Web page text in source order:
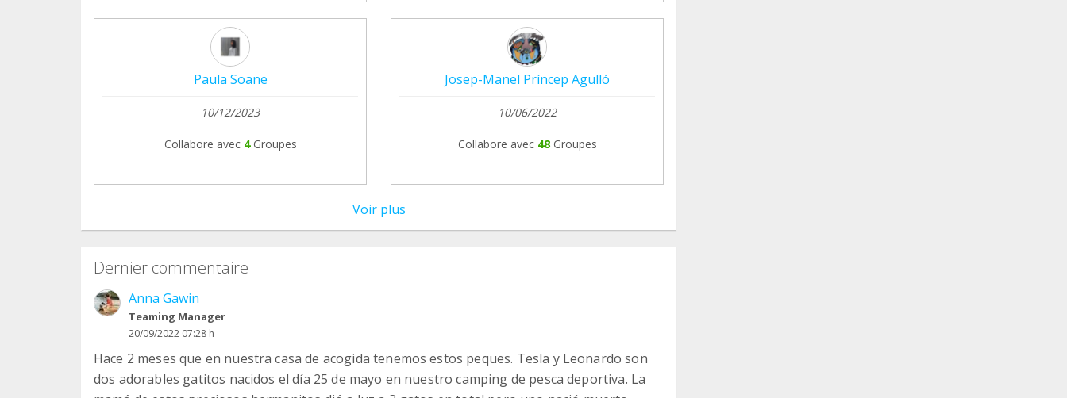
Paula Soane
10/12/2023
Collabore avec 4 Groupes
Josep-Manel Príncep Agulló
10/06/2022
Collabore avec 48 Groupes
Voir plus
Dernier commentaire
Anna Gawin
Teaming Manager
20/09/2022 07:28 h
Hace 2 meses que en nuestra casa de acogida tenemos estos peques. Tesla y Leonardo son
dos adorables gatitos nacidos el día 25 de mayo en nuestro camping de pesca deportiva. La